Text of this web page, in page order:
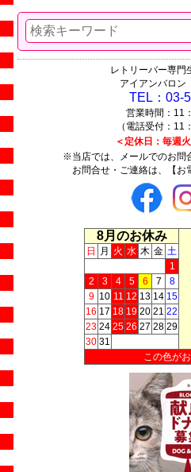
レトリーバー専門
アイアンバロン
TEL：03-
営業時間：11
（電話受付：11
＜定休日：毎週
※当店では、メールでのお問
お問合せ・ご連絡は、【お
8月のお休み
日 月 火 水 木 金 土
1
2
3 4 5 6 7 8
9 10 11 12 13 14 15
16 17 18 19 20 21 22
23 24 25 26 27 28 29
30 31
この色が